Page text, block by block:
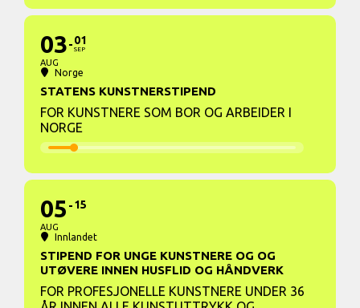
03
AUG
01
SEP
Norge
STATENS KUNSTNERSTIPEND
FOR KUNSTNERE SOM BOR OG ARBEIDER I
NORGE
05
AUG
15
Innlandet
STIPEND FOR UNGE KUNSTNERE OG OG
UTØVERE INNEN HUSFLID OG HÅNDVERK
FOR PROFESJONELLE KUNSTNERE UNDER 36